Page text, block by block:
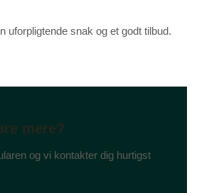
uforpligtende snak og et godt tilbud.
mere?
og vi kontakter dig hurtigst